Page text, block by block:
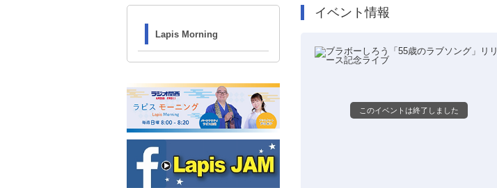
Lapis Morning
イベント情報
このイベントは終了しました